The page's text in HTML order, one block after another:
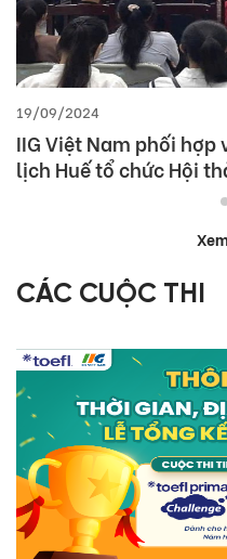
19/09/2024
IIG Việt Nam phối
lịch Huế tổ chức Hội
tiếng Anh- Bí Quyết
CÁC CUỘC THI